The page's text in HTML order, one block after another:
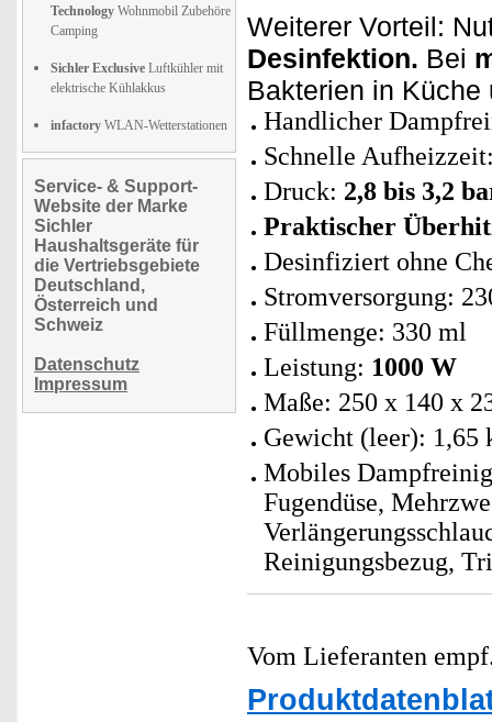
Technology Wohnmobil Zubehöre
Camping
Sichler Exclusive Luftkühler mit
elektrische Kühlakkus
infactory WLAN-Wetterstationen
Service- & Support-
Website der Marke
Sichler
Haushaltsgeräte für
die Vertriebsgebiete
Deutschland,
Österreich und
Schweiz
Datenschutz
Impressum
Weiterer Vorteil:
Desinfektion. Bei
Bakterien in
Handlicher
Schnelle
Druck: 2,8 bis 3,2
Praktischer
Desinfiziert ohne
Stromversorgung:
Füllmenge: 330 ml
Leistung: 1000 W
Maße: 250 x 140 x
Gewicht (leer): 1,65
Mobiles
Fugendüse,
Reinigungsbezug,
Vom Lieferanten